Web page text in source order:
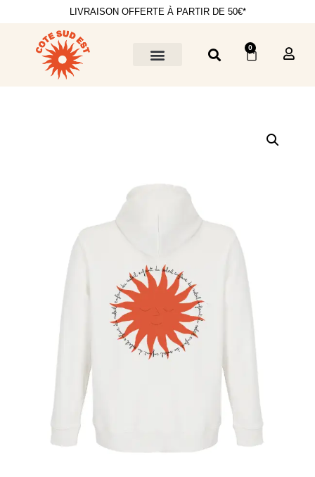
LIVRAISON OFFERTE À PARTIR DE 50€*
0